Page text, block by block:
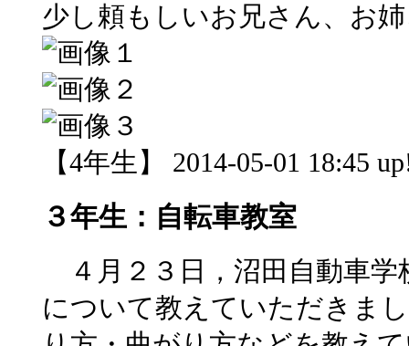
少し頼もしいお兄さん、お
【4年生】 2014-05-01 18:45
３年生：自転車教室
４月２３日，沼田自動車学
について教えていただきま